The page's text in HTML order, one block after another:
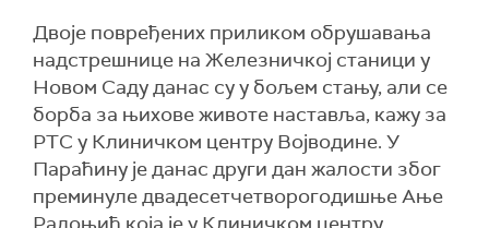
Двоје повређених приликом обрушавања
надстрешнице на Железничкој станици у
Новом Саду данас су у бољем стању, али се
борба за њихове животе наставља, кажу за
РТС у Клиничком центру Војводине. У
Параћину је данас други дан жалости због
преминуле двадесетчетворогодишње Ање